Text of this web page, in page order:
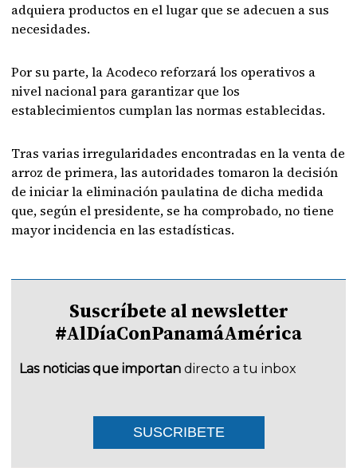
adquiera productos en el lugar que se adecuen a sus
necesidades.
Por su parte, la Acodeco reforzará los operativos a
nivel nacional para garantizar que los
establecimientos cumplan las normas establecidas.
Tras varias irregularidades encontradas en la venta de
arroz de primera, las autoridades tomaron la decisión
de iniciar la eliminación paulatina de dicha medida
que, según el presidente, se ha comprobado, no tiene
mayor incidencia en las estadísticas.
Suscríbete al newsletter
#AlDíaConPanamáAmérica
Las noticias que importan directo a tu inbox
SUSCRIBETE